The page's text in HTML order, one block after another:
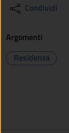
Condividi
Argomenti
Residenza